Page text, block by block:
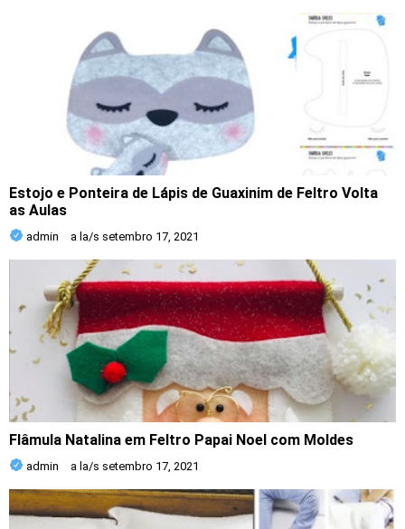
Estojo e Ponteira de Lápis de Guaxinim de Feltro Volta
as Aulas
admin a la/s setembro 17, 2021
Flâmula Natalina em Feltro Papai Noel com Moldes
admin a la/s setembro 17, 2021